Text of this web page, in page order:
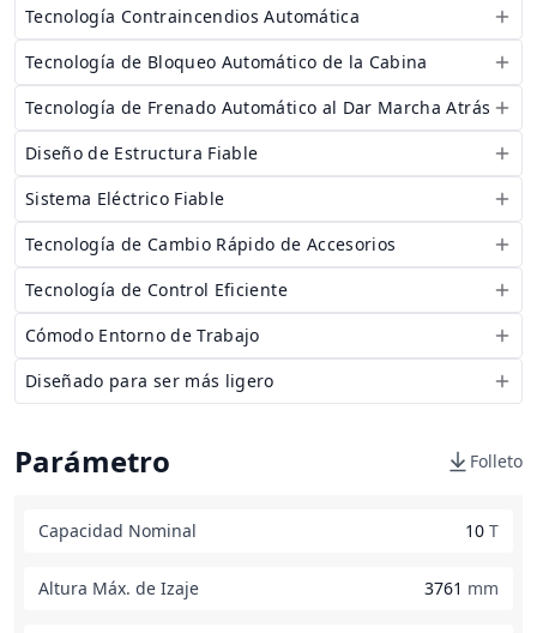
Tecnología Contraincendios Automática
Tecnología de Bloqueo Automático de la Cabina
Tecnología de Frenado Automático al Dar Marcha Atrás
Diseño de Estructura Fiable
Sistema Eléctrico Fiable
Tecnología de Cambio Rápido de Accesorios
Tecnología de Control Eficiente
Cómodo Entorno de Trabajo
Diseñado para ser más ligero
Parámetro Folleto
Capacidad Nominal 10 T
Altura Máx. de Izaje 3761 mm